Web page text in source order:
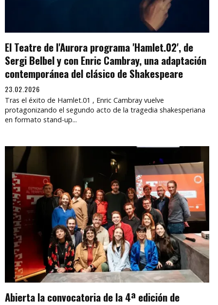
El Teatre de l'Aurora programa 'Hamlet.02', de
Sergi Belbel y con Enric Cambray, una adaptación
contemporánea del clásico de Shakespeare
23.02.2026
Tras el éxito de Hamlet.01 , Enric Cambray vuelve
protagonizando el segundo acto de la tragedia shakesperiana
en formato stand-up...
Abierta la convocatoria de la 4ª edición de